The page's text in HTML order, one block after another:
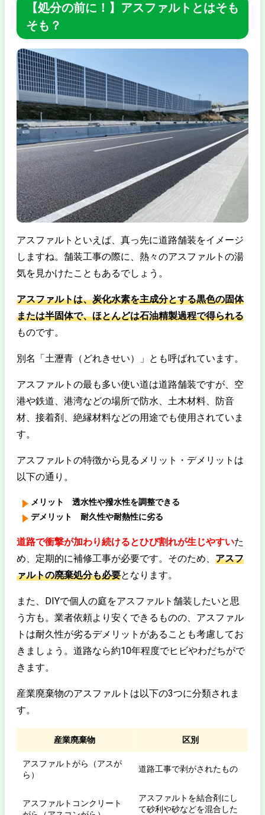
【処分の前に！】アスファルトとはそも
そも？
アスファルトといえば、真っ先に道路舗装をイメージ
しますね。舗装工事の際に、熱々のアスファルトの湯
気を見かけたこともあるでしょう。
アスファルトは、炭化水素を主成分とする黒色の固体
または半固体で、ほとんどは石油精製過程で得られる
ものです。
別名「土瀝青（どれきせい）」とも呼ばれています。
アスファルトの最も多い使い道は道路舗装ですが、空
港や鉄道、港湾などの場所で防水、土木材料、防音
材、接着剤、絶縁材料などの用途でも使用されていま
す。
アスファルトの特徴から見るメリット・デメリットは
以下の通り。
メリット 透水性や撥水性を調整できる
デメリット 耐久性や耐熱性に劣る
道路で衝撃が加わり続けるとひび割れが生じやすいた
め、定期的に補修工事が必要です。そのため、 アスフ
ァルトの廃棄処分も必要となります。
また、DIYで個人の庭をアスファルト舗装したいと思
う方も。業者依頼より安くできるものの、アスファル
トは耐久性が劣るデメリットがあることも考慮してお
きましょう。道路なら約10年程度でヒビやわだちがで
きます。
産業廃棄物のアスファルトは以下の3つに分類されま
す。
産業廃棄物 区別
アスファルトがら（アスが
ら）
道路工事で剥がされたもの
アスファルトコンクリート
アスファルトを結合剤にし
て砂利や砂などを混合した